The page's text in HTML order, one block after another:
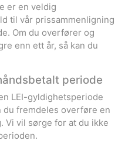
er en veldig
til vår prissammenligning
Om du overfører og
enn ett år, så kan du
periode
LEI-gyldighetsperiode
du fremdeles overføre en
Vi vil sørge for at du ikke